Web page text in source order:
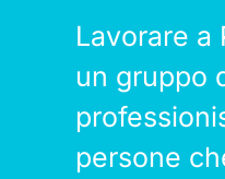
Lavorare a
un gruppo
persone